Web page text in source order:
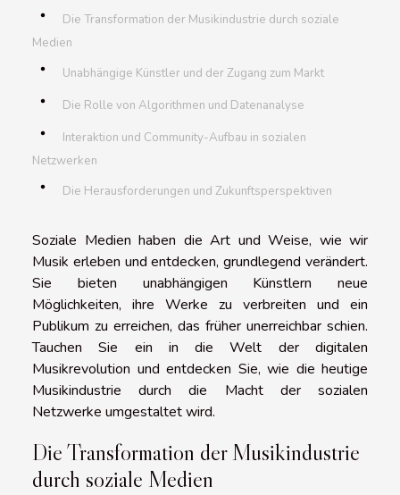
Die Transformation der Musikindustrie durch soziale
Medien
Unabhängige Künstler und der Zugang zum Markt
Die Rolle von Algorithmen und Datenanalyse
Interaktion und Community-Aufbau in sozialen
Netzwerken
Die Herausforderungen und Zukunftsperspektiven
Soziale Medien haben die Art und Weise, wie wir
Musik erleben und entdecken, grundlegend verändert.
Sie bieten unabhängigen Künstlern neue
Möglichkeiten, ihre Werke zu verbreiten und ein
Publikum zu erreichen, das früher unerreichbar schien.
Tauchen Sie ein in die Welt der digitalen
Musikrevolution und entdecken Sie, wie die heutige
Musikindustrie durch die Macht der sozialen
Netzwerke umgestaltet wird.
Die Transformation der Musikindustrie
durch soziale Medien